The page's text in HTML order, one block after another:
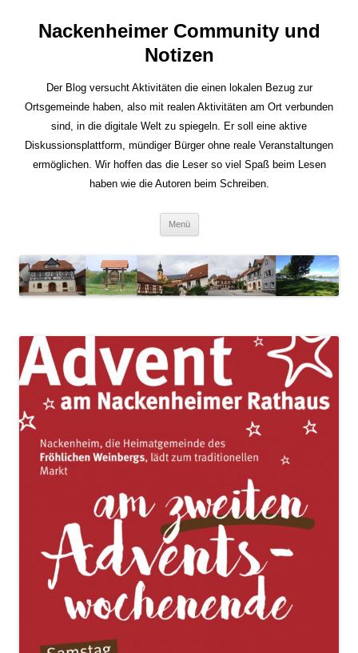
Nackenheimer Community und
Notizen
Der Blog versucht Aktivitäten die einen lokalen Bezug zur
Ortsgemeinde haben, also mit realen Aktivitäten am Ort verbunden
sind, in die digitale Welt zu spiegeln. Er soll eine aktive
Diskussionsplattform, mündiger Bürger ohne reale Veranstaltungen
ermöglichen. Wir hoffen das die Leser so viel Spaß beim Lesen
haben wie die Autoren beim Schreiben.
Menü